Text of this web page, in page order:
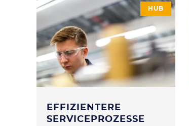
HUB
EFFIZIENTERE
SERVICEPROZESSE